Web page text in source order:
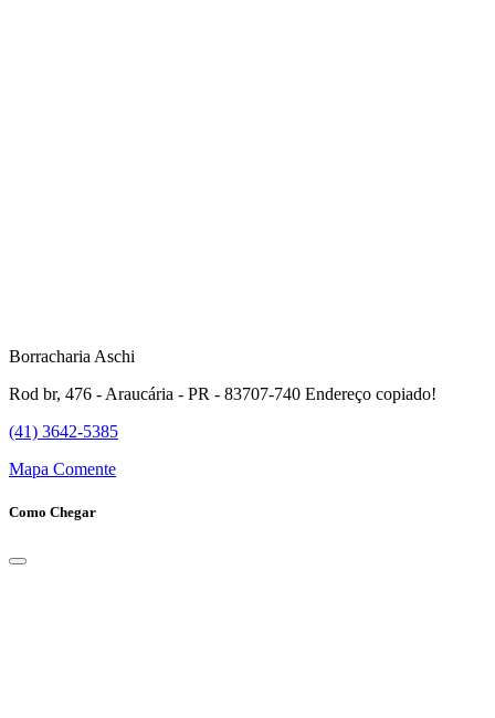
Borracharia Aschi
Rod br, 476 - Araucária - PR - 83707-740 Endereço copiado!
(41) 3642-5385
Mapa Comente
Como Chegar